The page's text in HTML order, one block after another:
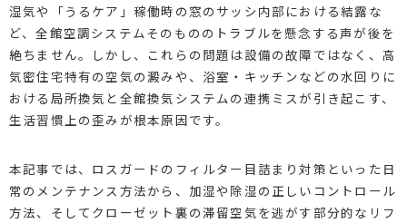
湿気や「うるケア」稼働時の窓のサッシ内部における結露な
ど、全館空調システムそのもののトラブルを懸念する声が後を
絶ちません。しかし、これらの問題は設備の故障ではなく、高
気密住宅特有の空気の澱みや、浴室・キッチンなどの水回りに
おける局所換気と全館換気システムの連携ミスが引き起こす、
生活習慣上の歪みが根本原因です。
本記事では、ロスガードのフィルター目詰まり対策といった日
常のメンテナンス方法から、加湿や除湿の正しいコントロール
方法、そしてクローゼット裏の滞留空気を逃がす部分的なリフ